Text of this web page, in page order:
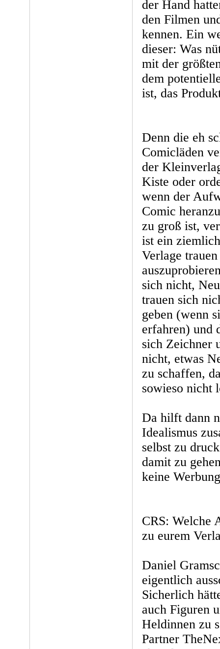
der Hand
den Filmen
kennen. Ein
dieser: Was
mit der
dem
ist, das
Denn die eh
Comicläden
der
Kiste oder
wenn der
Comic
zu groß ist,
ist ein
Verlage
sich nicht,
trauen sich
geben (wenn
erfahren) und
sich Zeichner
nicht, etwas
zu schaffen,
sowieso nicht
Da hilft dann
Idealismus
selbst zu
damit zu
keine
CRS: Welche
zu eurem
Daniel
eigentlich
Sicherlich
auch Figuren
Heldinnen zu
Partner